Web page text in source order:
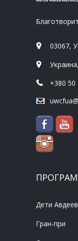
03067,
+380 50
Дети
Гран-при